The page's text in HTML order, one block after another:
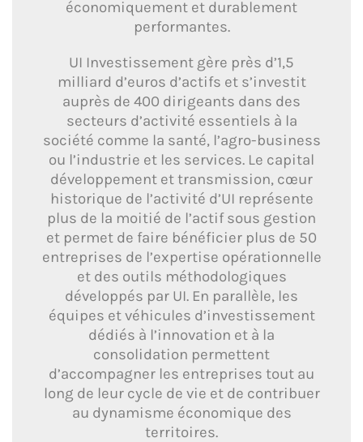
économiquement et durablement
performantes.
UI Investissement gère près d’1,5
milliard d’euros d’actifs et s’investit
auprès de 400 dirigeants dans des
secteurs d’activité essentiels à la
société comme la santé, l’agro-business
ou l’industrie et les services. Le capital
développement et transmission, cœur
historique de l’activité d’UI représente
plus de la moitié de l’actif sous gestion
et permet de faire bénéficier plus de 50
entreprises de l’expertise opérationnelle
et des outils méthodologiques
développés par UI. En parallèle, les
équipes et véhicules d’investissement
dédiés à l’innovation et à la
consolidation permettent
d’accompagner les entreprises tout au
long de leur cycle de vie et de contribuer
au dynamisme économique des
territoires.